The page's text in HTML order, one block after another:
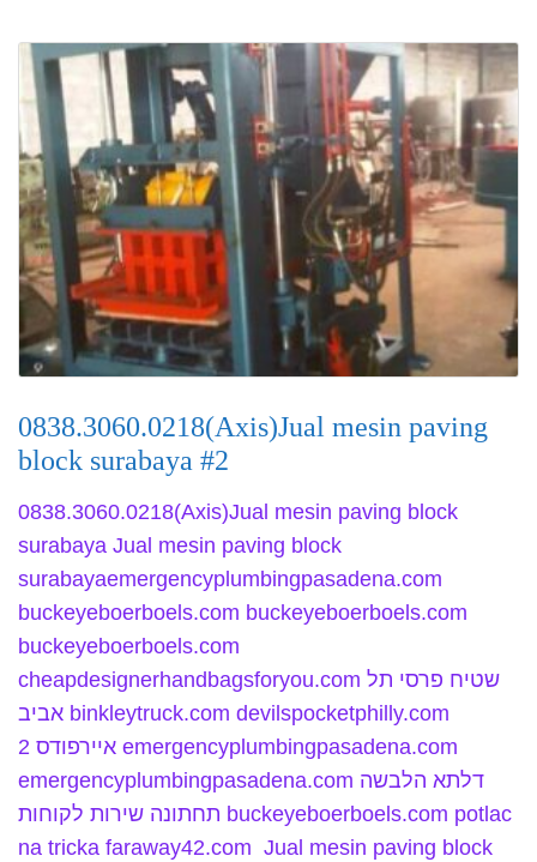
0838.3060.0218(Axis)Jual mesin paving
block surabaya #2
0838.3060.0218(Axis)Jual mesin paving block
surabaya Jual mesin paving block
surabayaemergencyplumbingpasadena.com
buckeyeboerboels.com buckeyeboerboels.com
buckeyeboerboels.com
cheapdesignerhandbagsforyou.com שטיח פרסי תל
אביב binkleytruck.com devilspocketphilly.com
איירפודס 2 emergencyplumbingpasadena.com
emergencyplumbingpasadena.com דלתא הלבשה
תחתונה שירות לקוחות buckeyeboerboels.com potlac
na tricka faraway42.com Jual mesin paving block